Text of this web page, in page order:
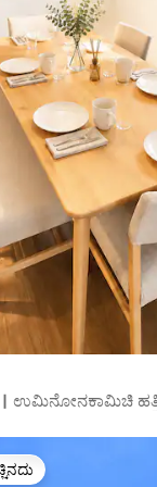
ಉಮಿನೋನಕಾಮಿಚಿ